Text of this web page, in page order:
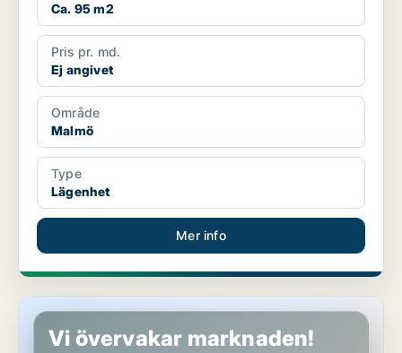
Ca. 95 m2
Pris pr. md.
Ej angivet
Område
Malmö
Type
Lägenhet
Mer info
Lägenhet i Malmö
Vi övervakar marknaden!